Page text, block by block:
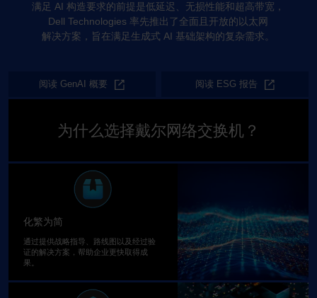
满足 AI 构造要求的前提是低延迟、无损性能和超高带宽，
Dell Technologies 率先推出了全面且开放的以太网
解决方案，旨在满足生成式 AI 基础架构的复杂需求。
阅读 GenAI 概要 阅读 ESG 报告
为什么选择戴尔网络交换机？
化繁为简
通过提供战略指导、路线图以及经过验
证的解决方案，帮助企业更快取得成
果。